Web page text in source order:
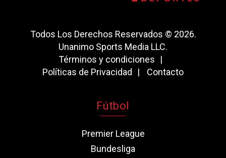
Todos Los Derechos Reservados © 2026.
Unanimo Sports Media LLC.
Términos y condiciones
Políticas de Privacidad
Contacto
Fútbol
Premier League
Bundesliga